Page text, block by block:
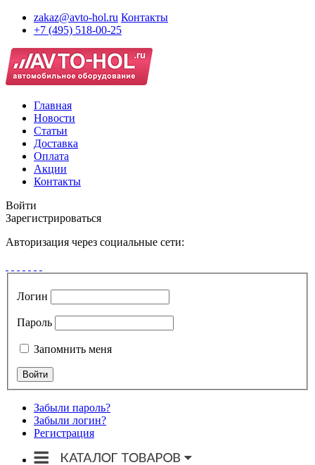
zakaz@avto-hol.ru Контакты
+7 (495) 518-00-25
Главная
Новости
Статьи
Доставка
Оплата
Акции
Контакты
Войти
Зарегистрироваться
Авторизация через социальные сети:
Логин
Пароль
Запомнить меня
Забыли пароль?
Забыли логин?
Регистрация